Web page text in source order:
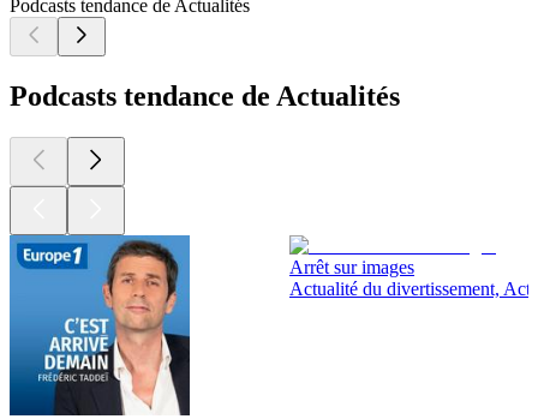
Podcasts tendance de Actualités
Podcasts tendance de Actualités
Arrêt sur images
Actualité du divertissement,